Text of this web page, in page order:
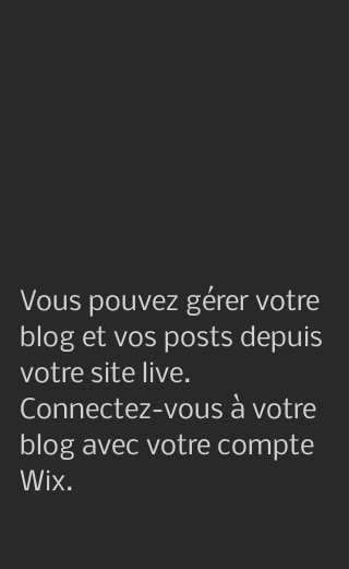
Vous pouvez gérer votre
blog et vos posts depuis
votre site live.
Connectez-vous à votre
blog avec votre compte
Wix.